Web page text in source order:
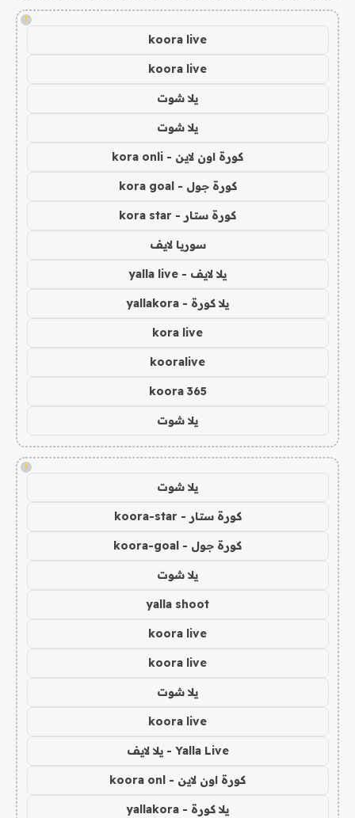
!
koora live
koora live
يلا شوت
يلا شوت
كورة اون لاين - kora onli
كورة جول - kora goal
كورة ستار - kora star
سوريا لايف
يلا لايف - yalla live
يلا كورة - yallakora
kora live
kooralive
koora 365
يلا شوت
!
يلا شوت
كورة ستار - koora-star
كورة جول - koora-goal
يلا شوت
yalla shoot
koora live
koora live
يلا شوت
koora live
Yalla Live - يلا لايف
كورة اون لاين - koora onl
يلا كورة - yallakora